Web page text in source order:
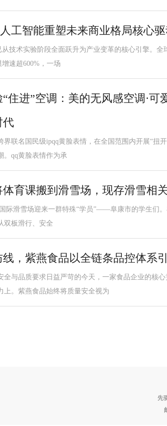
工智能重塑未来商业格局核心驱
从技术实验阶段全面跃升为产业变革的核心引擎。全
速超600%，一场
“住进”空调：美的无风感空调·可
代
界联名国民级ipqq黄脸表情，在全国范围内开展“扭
。qq黄脸表情作为承
育课搬到滑雪场，现存滑雪相
际滑雪场迎来一群特殊“学员”——阜康市的学生们。
双板滑行、安全
，紫燕食品以全链条品控体系
全与品质要求日益严苛的今天，一家食品企业的核
上。紫燕食品始终将质量安全视为
先